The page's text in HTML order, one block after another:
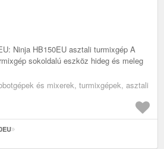
Ninja HB150EU asztali turmixgép A
sokoldalú eszköz hideg és meleg
és mixerek, turmixgépek, asztali